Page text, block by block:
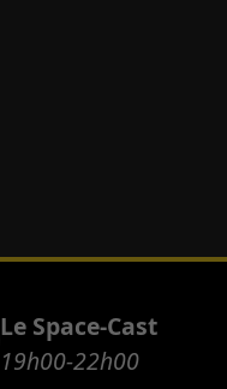
Le Space-Cast
19h00-22h00